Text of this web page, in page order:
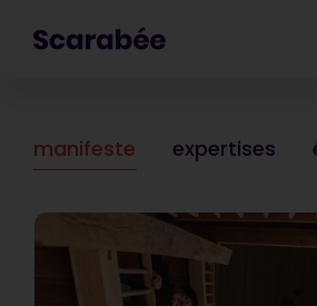
manifeste expertises